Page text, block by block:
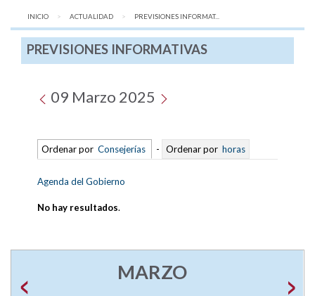
INICIO ACTUALIDAD AQUÍ:
PREVISIONES INFORMAT...
PREVISIONES INFORMATIVAS
09 Marzo 2025
Ordenar por Consejerías - Ordenar por horas
Agenda del Gobierno
No hay resultados.
MARZO